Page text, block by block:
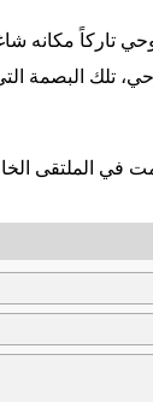
تاركاً مكانه
تلك البصمة
الملتقى